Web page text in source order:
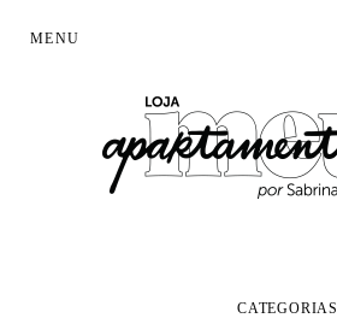
MENU
trocas e devoluções
CATEGORIAS